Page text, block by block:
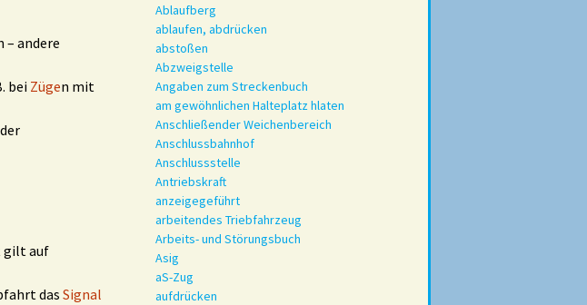
– andere
bei Zügen mit
gilt auf
das Signal
Ablaufberg
ablaufen, abdrücken
abstoßen
Abzweigstelle
Angaben zum Streckenbuch
am gewöhnlichen Halteplatz hlaten
Anschließender Weichenbereich
Anschlussbahnhof
Anschlussstelle
Antriebskraft
anzeigegeführt
arbeitendes Triebfahrzeug
Arbeits- und Störungsbuch
Asig
aS-Zug
aufdrücken